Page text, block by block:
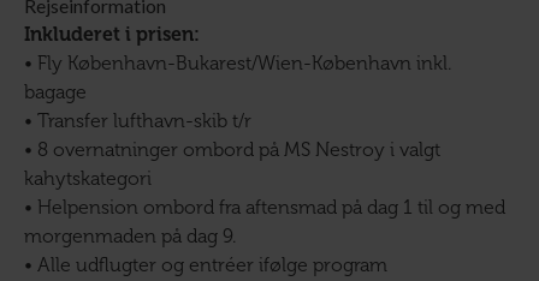
Rejseinformation
Inkluderet i prisen:
• Fly København-Bukarest/Wien-København inkl.
bagage
• Transfer lufthavn-skib t/r
• 8 overnatninger ombord på MS Nestroy i valgt
kahytskategori
• Helpension ombord fra aftensmad på dag 1 til og med
morgenmaden på dag 9.
• Alle udflugter og entréer ifølge program